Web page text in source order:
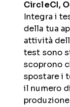
CircleCI,
Integra i
della tua
attività
test sono
scoprono
spostare i
il numero